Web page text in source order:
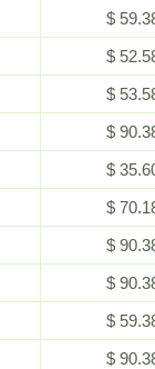
$
$
$
$
$
$
$
$
$
$